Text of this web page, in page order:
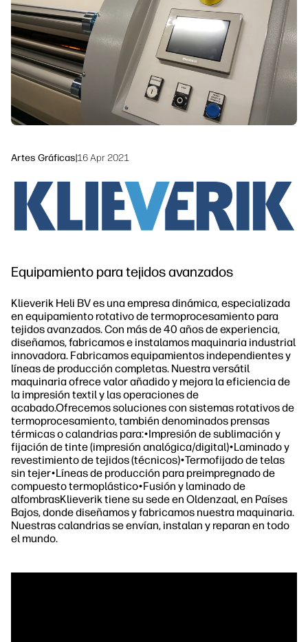
Síguenos
linkedInfacebook
twitteryoutube
Soluciones de flujo de trabajo
Sostenibilidad
Artes Gráficas|16 Apr 2021
Equipamiento para tejidos avanzados
Klieverik Heli BV es una empresa dinámica, especializada
en equipamiento rotativo de termoprocesamiento para
tejidos avanzados. Con más de 40 años de experiencia,
diseñamos, fabricamos e instalamos maquinaria industrial
innovadora. Fabricamos equipamientos independientes y
líneas de producción completas. Nuestra versátil
maquinaria ofrece valor añadido y mejora la eficiencia de
la impresión textil y las operaciones de
acabado.Ofrecemos soluciones con sistemas rotativos de
termoprocesamiento, también denominados prensas
térmicas o calandrias para:•Impresión de sublimación y
fijación de tinte (impresión analógica/digital)•Laminado y
revestimiento de tejidos (técnicos)•Termofijado de telas
sin tejer•Líneas de producción para preimpregnado de
compuesto termoplástico•Fusión y laminado de
alfombrasKlieverik tiene su sede en Oldenzaal, en Países
Bajos, donde diseñamos y fabricamos nuestra maquinaria.
Nuestras calandrias se envían, instalan y reparan en todo
el mundo.